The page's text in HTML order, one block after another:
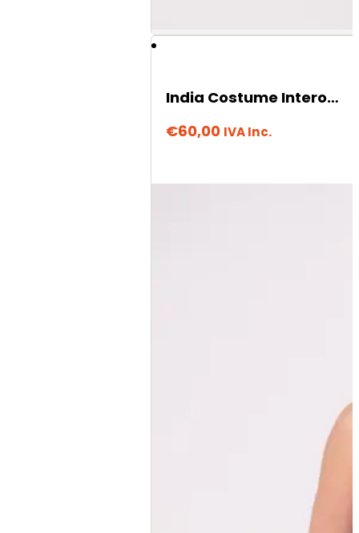
India Costume Intero – Lavanda
€60,00 IVA Inc.